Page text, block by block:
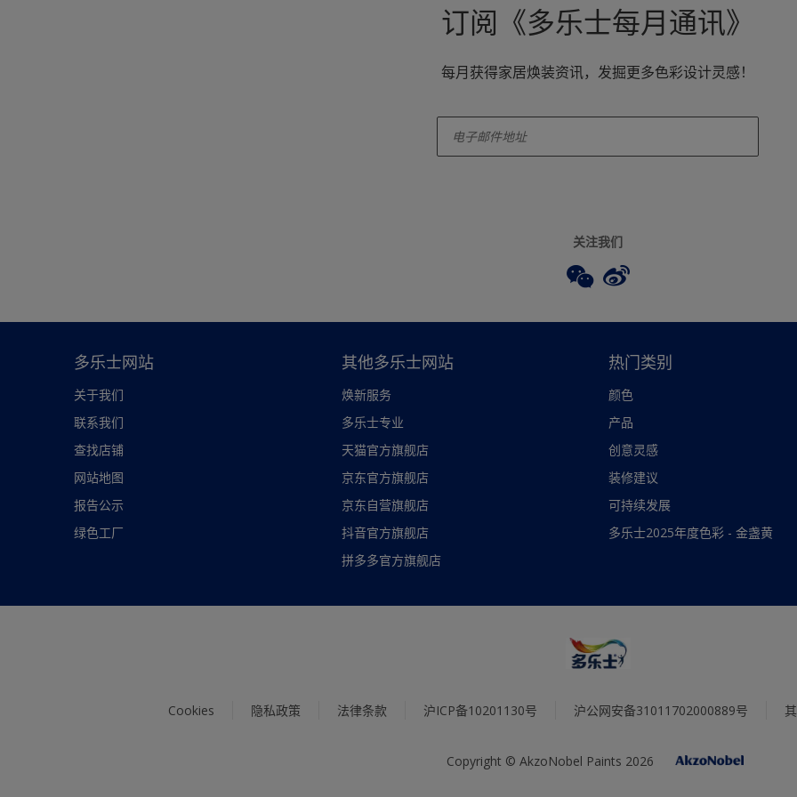
订阅《多乐士每月通讯》
每月获得家居焕装资讯，发掘更多色彩设计灵感！
关注我们
多乐士网站
关于我们
联系我们
查找店铺
网站地图
报告公示
绿色工厂
其他多乐士网站
焕新服务
多乐士专业
天猫官方旗舰店
京东官方旗舰店
京东自营旗舰店
抖音官方旗舰店
拼多多官方旗舰店
热门类别
颜色
产品
创意灵感
装修建议
可持续发展
多乐士2025年度色彩 - 金盏黄
Cookies 隐私政策 法律条款 沪ICP备10201130号 沪公网安备31011702000889号
Copyright © AkzoNobel Paints 2026